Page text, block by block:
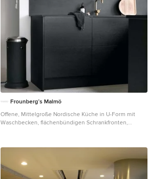
Frounberg’s Malmö
Offene, Mittelgroße Nordische Küche in U-Form mit
Waschbecken, flächenbündigen Schrankfronten,
weißen Elektrogeräten, hellem Holzboden, Halbinsel,